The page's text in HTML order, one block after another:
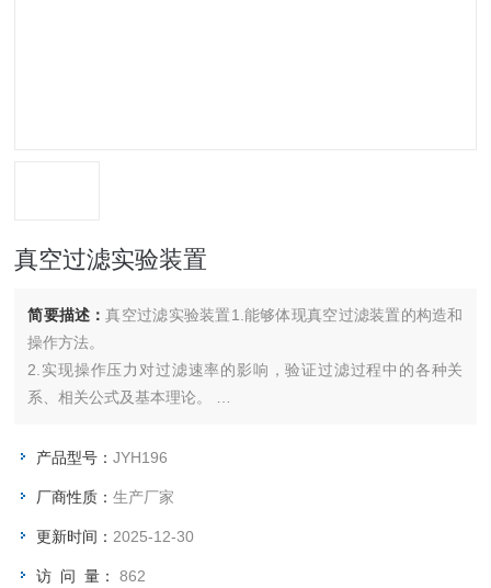
真空过滤实验装置
简要描述：真空过滤实验装置1.能够体现真空过滤装置的构造和
操作方法。
2.实现操作压力对过滤速率的影响，验证过滤过程中的各种关
系、相关公式及基本理论。
4.测定不同条件（真空度、滤液浓度、不同料浆）下的恒压抽滤
产品型号：JYH196
厂商性质：生产厂家
更新时间： 2025-12-30
访 问 量：862